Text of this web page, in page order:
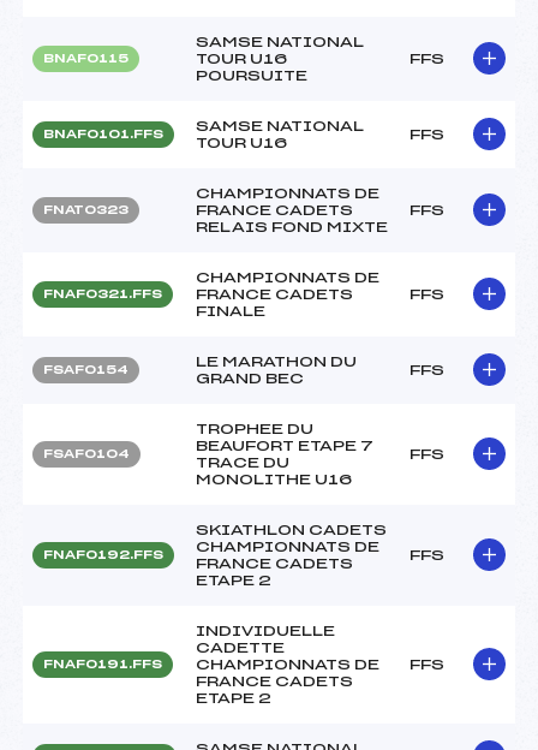
BNAF0115
SAMSE NATIONAL
TOUR U16
POURSUITE
FFS
BNAF0101.FFS
SAMSE NATIONAL
TOUR U16
FFS
FNAT0323
CHAMPIONNATS DE
FRANCE CADETS
RELAIS FOND MIXTE
FFS
FNAF0321.FFS
CHAMPIONNATS DE
FRANCE CADETS
FINALE
FFS
FSAF0154
LE MARATHON DU
GRAND BEC
FFS
FSAF0104
TROPHEE DU
BEAUFORT ETAPE 7
TRACE DU
MONOLITHE U16
FFS
FNAF0192.FFS
SKIATHLON CADETS
CHAMPIONNATS DE
FRANCE CADETS
ETAPE 2
FFS
FNAF0191.FFS
INDIVIDUELLE
CADETTE
CHAMPIONNATS DE
FRANCE CADETS
ETAPE 2
FFS